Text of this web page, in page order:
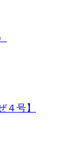
４号】